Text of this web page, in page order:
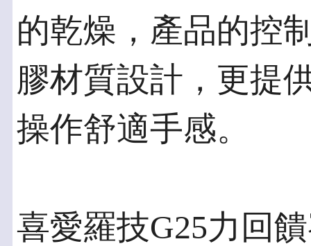
的乾燥，產品的控
膠材質設計，更提
操作舒適手感。
喜愛羅技G25力回